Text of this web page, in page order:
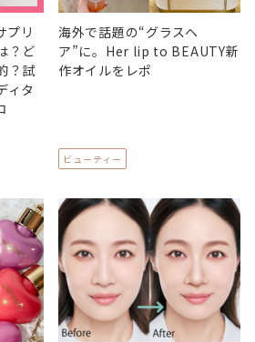
プリ
？ど
？試
ィタ
海外で話題の“グラスヘ
ア”に。Her lip to BEAUTY新
作オイルをレポ
ビューティー